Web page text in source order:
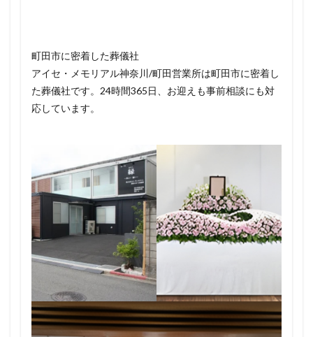
町田市に密着した葬儀社
アイセ・メモリアル神奈川/町田営業所は町田市に密着し
た葬儀社です。24時間365日、お迎えも事前相談にも対
応しています。